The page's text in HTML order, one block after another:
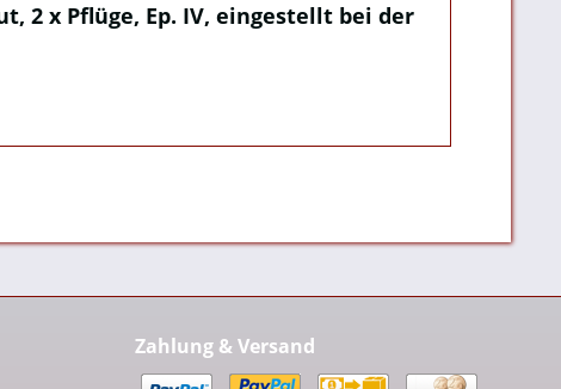
2 x Pflüge, Ep. IV, eingestellt bei der
Zahlung & Versand